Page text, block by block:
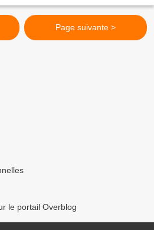
Page suivante >
le portail Overblog